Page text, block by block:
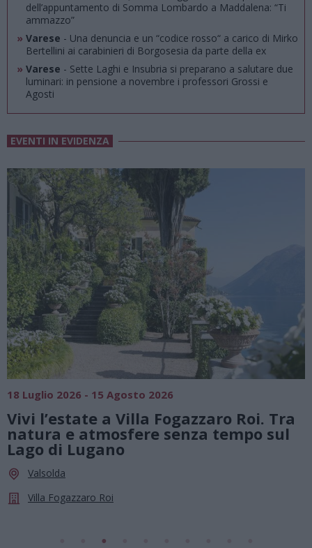
dell’appuntamento di Somma Lombardo a Maddalena: “Ti
ammazzo”
» Varese - Una denuncia e un “codice rosso“ a carico di Mirko
Bertellini ai carabinieri di Borgosesia da parte della ex
» Varese - Sette Laghi e Insubria si preparano a salutare due
luminari: in pensione a novembre i professori Grossi e
Agosti
EVENTI IN EVIDENZA
18 Luglio 2026 - 15 Agosto 2026
Vivi l’estate a Villa Fogazzaro Roi. Tra
natura e atmosfere senza tempo sul
Lago di Lugano
Valsolda
Villa Fogazzaro Roi